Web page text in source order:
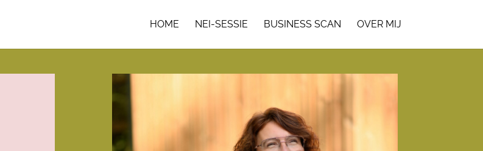
HOME NEI-SESSIE BUSINESS SCAN OVER MIJ